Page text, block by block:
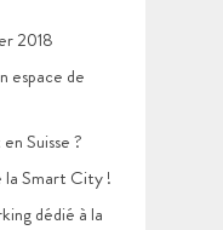
2018
espace de
Suisse ?
la Smart City !
dédié à la